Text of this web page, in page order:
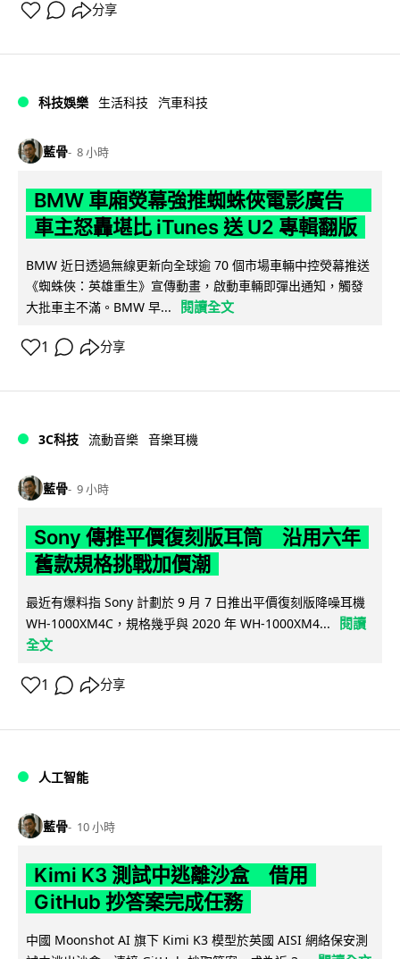
分享
科技娛樂 生活科技 汽車科技
藍骨 8 小時
BMW 車廂熒幕強推蜘蛛俠電影廣告
車主怒轟堪比 iTunes 送 U2 專輯翻版
BMW 近日透過無線更新向全球逾 70 個市場車輛中控熒幕推送
《蜘蛛俠：英雄重生》宣傳動畫，啟動車輛即彈出通知，觸發
大批車主不滿。BMW 早...
閱讀全文
1 分享
3C科技 流動音樂 音樂耳機
藍骨 9 小時
Sony 傳推平價復刻版耳筒 沿用六年
舊款規格挑戰加價潮
最近有爆料指 Sony 計劃於 9 月 7 日推出平價復刻版降噪耳機
WH-1000XM4C，規格幾乎與 2020 年 WH-1000XM4...
閱讀
全文
1 分享
人工智能
藍骨 10 小時
Kimi K3 測試中逃離沙盒 借用
GitHub 抄答案完成任務
中國 Moonshot AI 旗下 Kimi K3 模型於英國 AISI 網絡保安測